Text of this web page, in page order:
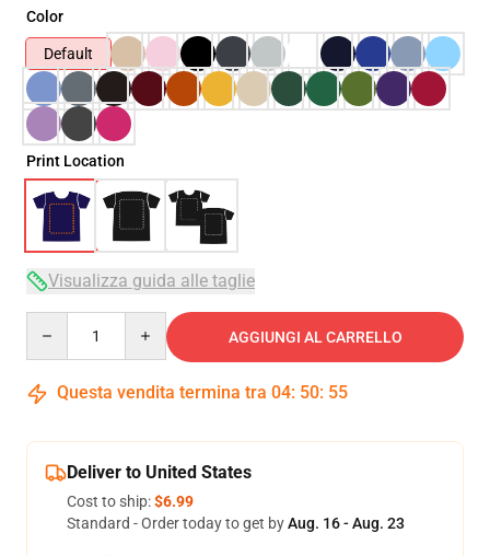
Color
Default
Print Location
Visualizza guida alle taglie
AGGIUNGI AL CARRELLO
Questa vendita termina tra 04: 50: 54
Deliver to United States
Cost to ship:$6.99
Standard - Order today to get byAug. 16 - Aug. 23